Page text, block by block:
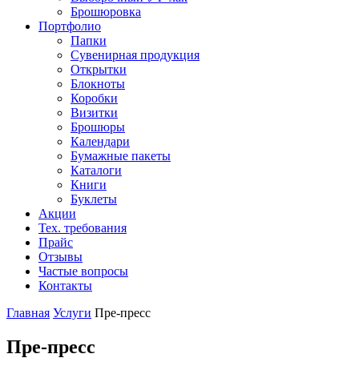
Брошюровка
Портфолио
Папки
Сувенирная продукция
Открытки
Блокноты
Коробки
Визитки
Брошюры
Календари
Бумажные пакеты
Каталоги
Книги
Буклеты
Акции
Тех. требования
Прайс
Отзывы
Частые вопросы
Контакты
Главная Услуги Пре-пресс
Пре-пресс